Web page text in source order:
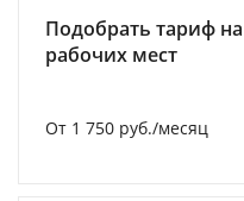
Подобрать тариф
рабочих мест
От 1 750 руб./месяц